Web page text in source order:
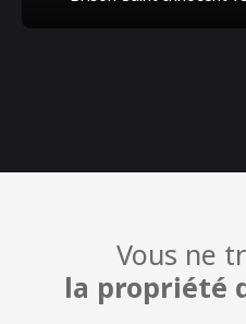
Vous ne
la propriété